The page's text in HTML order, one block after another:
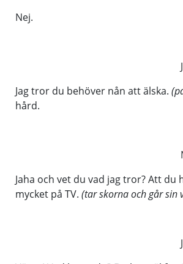
Nej.
Jag tror du behöver nån att älska.
hård.
Jaha och vet du vad jag tror? Att
mycket på TV. (tar skorna och går sin